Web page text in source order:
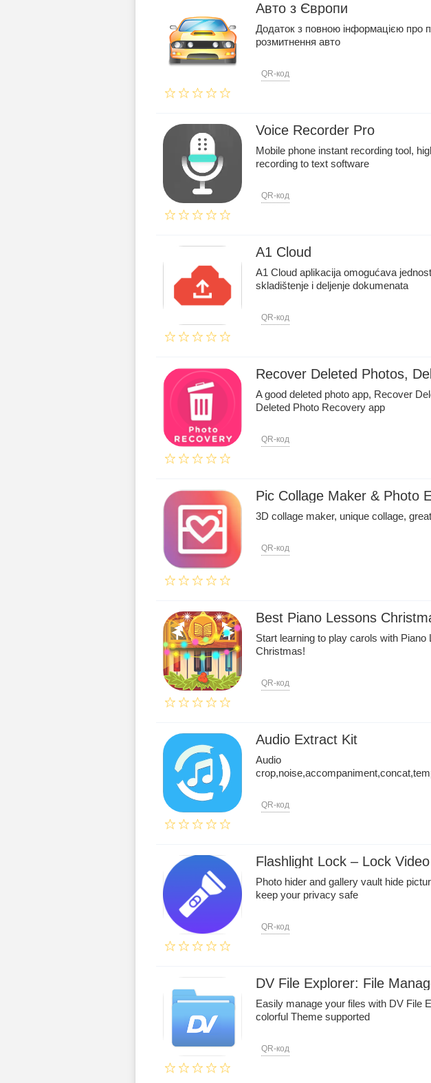
Авто з Європи
Додаток з повною інформацією про
розмитнення авто
QR-код
Voice Recorder Pro
Mobile phone instant recording tool,
recording to text software
QR-код
A1 Cloud
A1 Cloud aplikacija omogućava
skladištenje i deljenje dokumenata
QR-код
Recover Deleted Photos,
A good deleted photo app, Recover
Deleted Photo Recovery app
QR-код
Pic Collage Maker & Photo
3D collage maker, unique collage,
QR-код
Best Piano Lessons
Start learning to play carols with Piano
Christmas!
QR-код
Audio Extract Kit
Audio
QR-код
Flashlight Lock – Lock
Photo hider and gallery vault hide
keep your privacy safe
QR-код
DV File Explorer: File
Easily manage your files with DV File
colorful Theme supported
QR-код